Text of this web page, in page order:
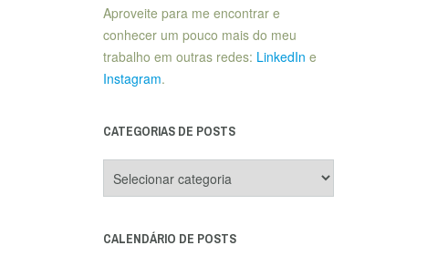
Aproveite para me encontrar e
conhecer um pouco mais do meu
trabalho em outras redes: LinkedIn e
Instagram.
CATEGORIAS DE POSTS
de
CALENDÁRIO DE POSTS